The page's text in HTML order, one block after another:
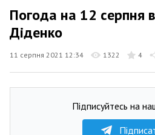
Погода на 12 серпня
Діденко
11 серпня 2021 12:34 1322 4
Підписуйтесь на